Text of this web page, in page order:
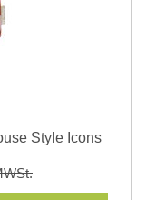
Style Icons